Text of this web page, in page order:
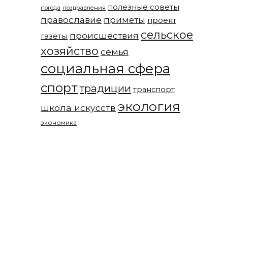
погода поздравления полезные советы
православие приметы проект
газеты происшествия сельское
хозяйство семья
социальная сфера
спорттрадиции транспорт
школа искусств экология
экономика